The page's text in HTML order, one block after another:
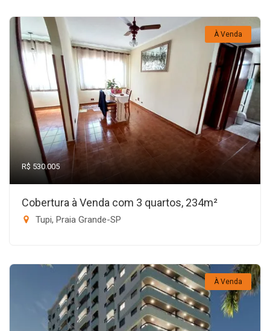
À Venda
R$ 530.005
Cobertura à Venda com 3 quartos, 234m²
Tupi, Praia Grande-SP
À Venda